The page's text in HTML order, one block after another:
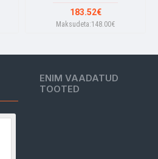
183.52€
Maksudeta:148.00€
ENIM VAADATUD
TOOTED